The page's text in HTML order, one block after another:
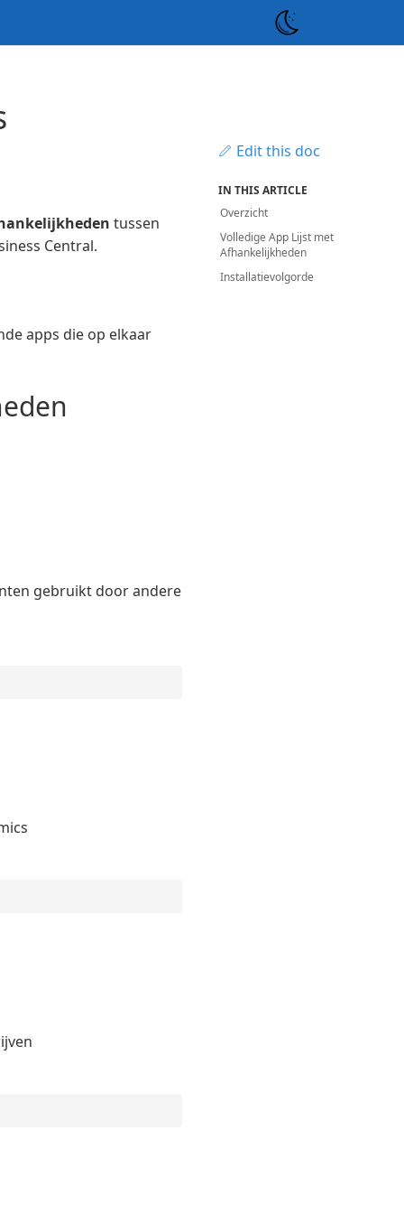
tussen
Central.
apps die op elkaar
gebruikt door andere
Edit this doc
IN THIS ARTICLE
Overzicht
Volledige App Lijst met
Afhankelijkheden
Installatievolgorde